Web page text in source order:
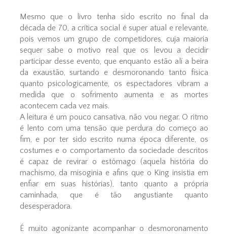
Mesmo que o livro tenha sido escrito no final da
década de 70, a crítica social é super atual e relevante,
pois vemos um grupo de competidores, cuja maioria
sequer sabe o motivo real que os levou a decidir
participar desse evento, que enquanto estão alí a beira
da exaustão, surtando e desmoronando tanto física
quanto psicologicamente, os espectadores vibram a
medida que o sofrimento aumenta e as mortes
acontecem cada vez mais.
A leitura é um pouco cansativa, não vou negar. O ritmo
é lento com uma tensão que perdura do começo ao
fim, e por ter sido escrito numa época diferente, os
costumes e o comportamento da sociedade descritos
é capaz de revirar o estômago (aquela história do
machismo, da misoginia e afins que o King insistia em
enfiar em suas histórias), tanto quanto a própria
caminhada, que é tão angustiante quanto
desesperadora.
É muito agonizante acompanhar o desmoronamento